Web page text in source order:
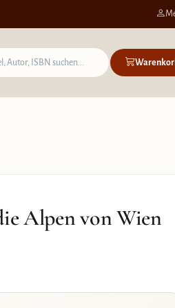
Alpen von Wien